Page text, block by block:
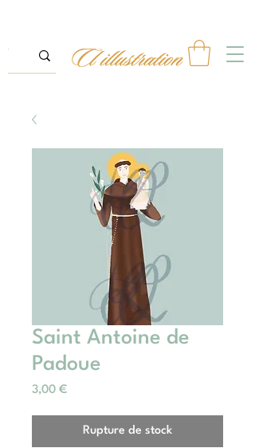
Saint Antoine de
Padoue
3,00 €Prix
Rupture de stock